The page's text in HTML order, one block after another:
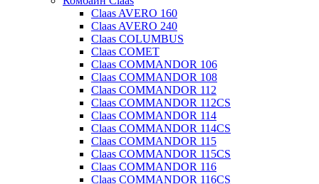
Claas AVERO 160
Claas AVERO 240
Claas COLUMBUS
Claas COMET
Claas COMMANDOR 106
Claas COMMANDOR 108
Claas COMMANDOR 112
Claas COMMANDOR 112CS
Claas COMMANDOR 114
Claas COMMANDOR 114CS
Claas COMMANDOR 115
Claas COMMANDOR 115CS
Claas COMMANDOR 116
Claas COMMANDOR 116CS